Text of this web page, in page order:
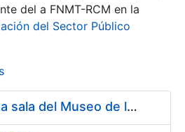
del a FNMT-RCM en la
del Sector Público
Contratación de la Construcción y Montaje de un Espacio Demo Interactivo (EDI) en una sala del Museo de la Fábrica Nacional de Moneda y Timbre-Real Casa de la Moneda en Madrid